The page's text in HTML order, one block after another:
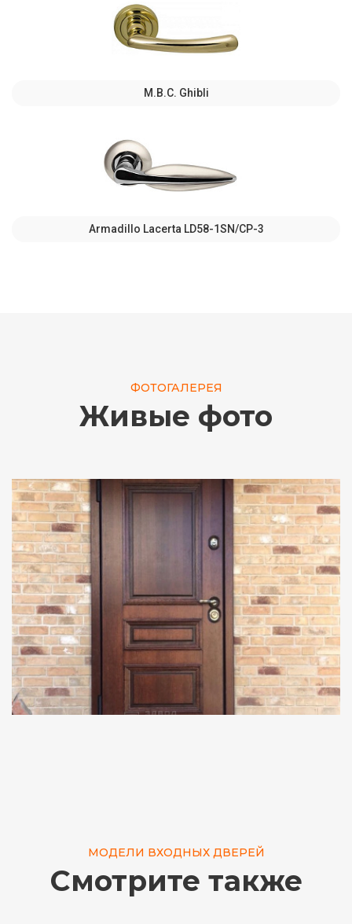
M.B.C. Ghibli
Armadillo Lacerta LD58-1SN/CP-3
ФОТОГАЛЕРЕЯ
Живые фото
МОДЕЛИ ВХОДНЫХ ДВЕРЕЙ
Смотрите также